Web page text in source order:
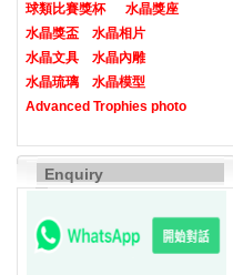
球類比賽獎杯
水晶獎座
水晶獎盃
水晶相片
水晶文具
水晶內雕
水晶琉璃
水晶模型
Advanced Trophies photo
Enquiry